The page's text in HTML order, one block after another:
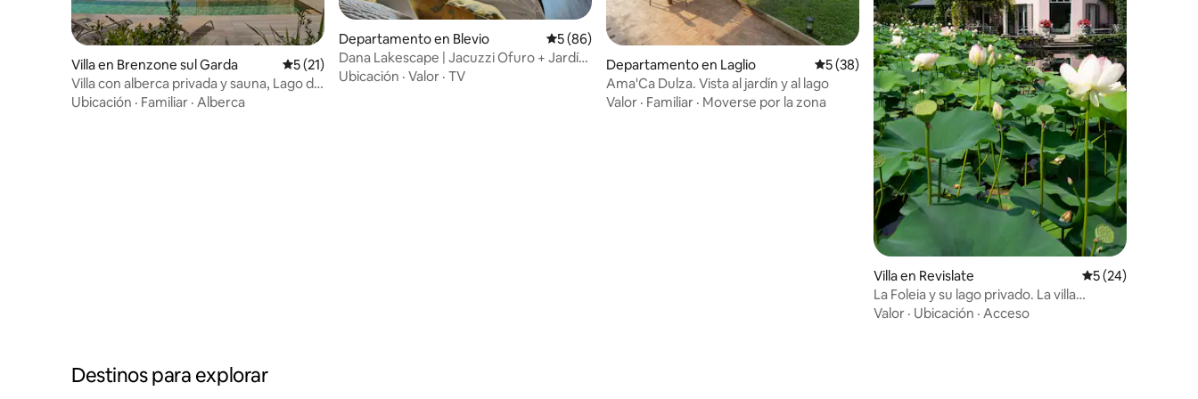
Villa en Brenzone sul Garda Calificación promedio: 5 de 5; 21 evaluaciones
5 (21)
Villa con alberca privada y sauna, Lago de
Garda
Ubicación · Familiar · Alberca
Departamento en Blevio Calificación promedio: 5 de 5; 86 evaluaciones
5 (86)
Dana Lakescape | Jacuzzi Ofuro + Jardín
| Blevio
Ubicación · Valor · TV
Departamento en Laglio Calificación promedio: 5 de 5; 38 evaluaciones
5 (38)
Ama'Ca Dulza. Vista al jardín y al lago
Valor · Familiar · Moverse por la zona
Villa en Revislate Calificación
5 (24)
La Foleia y su lago privado. La villa
octogonal
Valor · Ubicación · Acceso
Destinos para explorar